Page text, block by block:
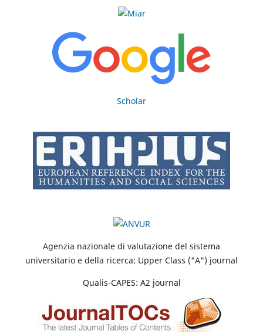
Scholar
Agenzia nazionale di valutazione del sistema
universitario e della ricerca: Upper Class ("A") journal
Qualis-CAPES: A2 journal